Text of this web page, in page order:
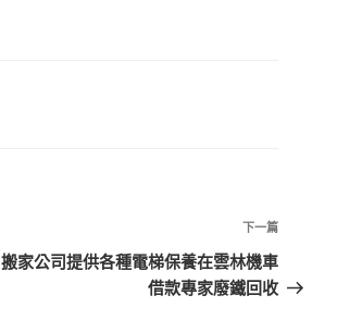
下
一
篇
下一篇
搬家公司提供各種電梯保養在雲林機車
借款專家廢鐵回收